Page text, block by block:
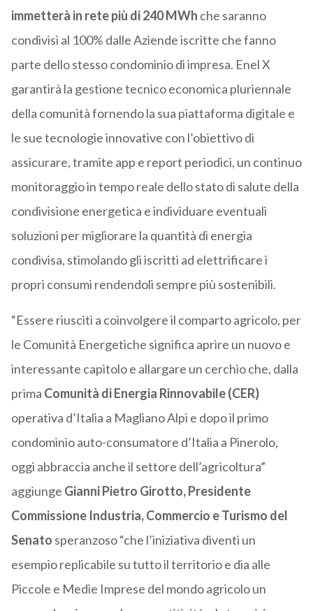
immetterà in rete più di 240 MWh che saranno
condivisi al 100% dalle Aziende iscritte che fanno
parte dello stesso condominio di impresa. Enel X
garantirà la gestione tecnico economica pluriennale
della comunità fornendo la sua piattaforma digitale e
le sue tecnologie innovative con l’obiettivo di
assicurare, tramite app e report periodici, un continuo
monitoraggio in tempo reale dello stato di salute della
condivisione energetica e individuare eventuali
soluzioni per migliorare la quantità di energia
condivisa, stimolando gli iscritti ad elettrificare i
propri consumi rendendoli sempre più sostenibili.
“Essere riusciti a coinvolgere il comparto agricolo, per
le Comunità Energetiche significa aprire un nuovo e
interessante capitolo e allargare un cerchio che, dalla
prima Comunità di Energia Rinnovabile (CER)
operativa d’Italia a Magliano Alpi e dopo il primo
condominio auto-consumatore d’Italia a Pinerolo,
oggi abbraccia anche il settore dell’agricoltura”
aggiunge Gianni Pietro Girotto, Presidente
Commissione Industria, Commercio e Turismo del
Senato speranzoso “che l’iniziativa diventi un
esempio replicabile su tutto il territorio e dia alle
Piccole e Medie Imprese del mondo agricolo un